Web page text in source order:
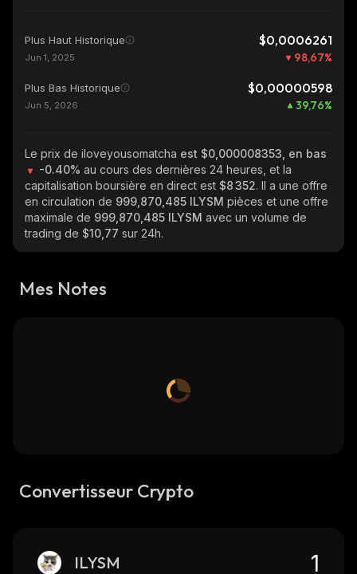
Plus Haut Historique $0,0006261
Jun 1, 2025 98,67%
Plus Bas Historique $0,00000598
Jun 5, 2026 39,76%
Le prix de iloveyousomatcha est $0,000008353, en bas
-0.40% au cours des dernières 24 heures, et la
capitalisation boursière en direct est $8 352. Il a une offre
en circulation de 999,870,485 ILYSM pièces et une offre
maximale de 999,870,485 ILYSM avec un volume de
trading de $10,77 sur 24h.
Mes Notes
Convertisseur Crypto
ILYSM